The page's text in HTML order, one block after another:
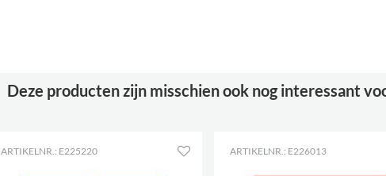
Deze producten zijn misschien ook nog interessant
ARTIKELNR.: E225220 ARTIKELNR.: E226013